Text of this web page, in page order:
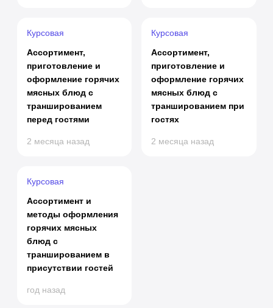
Курсовая
Ассортимент,
приготовление и
оформление горячих
мясных блюд с
траншированием
перед гостями
2 месяца назад
Курсовая
Ассортимент,
приготовление и
оформление горячих
мясных блюд с
траншированием при
гостях
2 месяца назад
Курсовая
Ассортимент и
методы оформления
горячих мясных
блюд с
траншированием в
присутствии гостей
год назад